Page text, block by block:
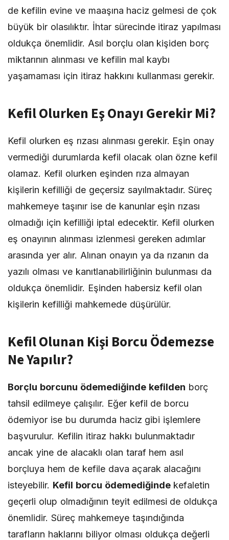
de kefilin evine ve maaşına haciz gelmesi de çok
büyük bir olasılıktır. İhtar sürecinde itiraz yapılması
oldukça önemlidir. Asıl borçlu olan kişiden borç
miktarının alınması ve kefilin mal kaybı
yaşamaması için itiraz hakkını kullanması gerekir.
Kefil Olurken Eş Onayı Gerekir Mi?
Kefil olurken eş rızası alınması gerekir. Eşin onay
vermediği durumlarda kefil olacak olan özne kefil
olamaz. Kefil olurken eşinden rıza almayan
kişilerin kefilliği de geçersiz sayılmaktadır. Süreç
mahkemeye taşınır ise de kanunlar eşin rızası
olmadığı için kefilliği iptal edecektir. Kefil olurken
eş onayının alınması izlenmesi gereken adımlar
arasında yer alır. Alınan onayın ya da rızanın da
yazılı olması ve kanıtlanabilirliğinin bulunması da
oldukça önemlidir. Eşinden habersiz kefil olan
kişilerin kefilliği mahkemede düşürülür.
Kefil Olunan Kişi Borcu Ödemezse
Ne Yapılır?
Borçlu borcunu ödemediğinde kefilden borç
tahsil edilmeye çalışılır. Eğer kefil de borcu
ödemiyor ise bu durumda haciz gibi işlemlere
başvurulur. Kefilin itiraz hakkı bulunmaktadır
ancak yine de alacaklı olan taraf hem asıl
borçluya hem de kefile dava açarak alacağını
isteyebilir. Kefil borcu ödemediğinde kefaletin
geçerli olup olmadığının teyit edilmesi de oldukça
önemlidir. Süreç mahkemeye taşındığında
tarafların haklarını biliyor olması oldukça değerli